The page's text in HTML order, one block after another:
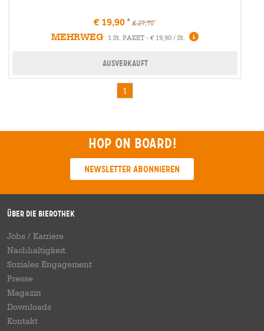
€ 19,90 € 27,70
MEHRWEG 1 St. PAKET - € 19,90 / St. Infos
Ausverkauft
1
Hop on board!
Newsletter abonnieren
Über die Bierothek
Jobs / Karriere
Nachhaltigkeit
Soziales Engagement
Presse
Magazin
Downloads
Kontakt